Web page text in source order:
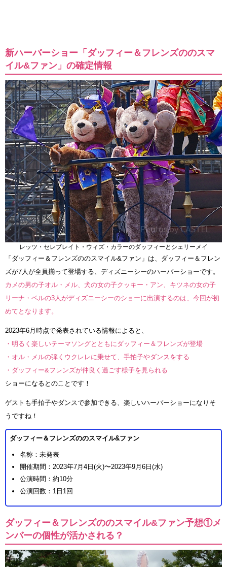
新ハーバーショー「ダッフィー＆フレンズののスマ
イル&ファン」の確定情報
レッツ・セレブレイト・ウィズ・カラーのダッフィーとシェリーメイ
「ダッフィー＆フレンズののスマイル&ファン」は、ダッフィー＆フレン
ズが7人が全員揃って登場する、ディズニーシーのハーバーショーです。
カメの男の子オル・メル、犬の女の子クッキー・アン、キツネの女の子
リーナ・ベルの3人がディズニーシーのショーに出演するのは、今回が初
めてとなります。
2023年6月時点で発表されている情報によると、
・明るく楽しいテーマソングとともにダッフィー＆フレンズが登場
・オル・メルの弾くウクレレに乗せて、手拍子やダンスをする
・ダッフィー&フレンズが仲良く過ごす様子を見られる
ショーになるとのことです！
ゲストも手拍子やダンスで参加できる、楽しいハーバーショーになりそ
うですね！
ダッフィー＆フレンズののスマイル&ファン
名称：未発表
開催期間：2023年7月4日(火)〜2023年9月6日(水)
公演時間：約10分
公演回数：1日1回
ダッフィー＆フレンズののスマイル&ファン予想①メ
ンバーの個性が活かされる？